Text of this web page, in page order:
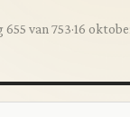
655 van 753·16